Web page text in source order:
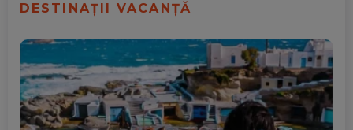
DESTINAȚII VACANȚĂ